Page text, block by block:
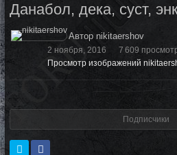
Данабол, дека, суст,
Автор nikitaershov
2 ноября, 2016
7 609
Просмотр изображений
Подписчики